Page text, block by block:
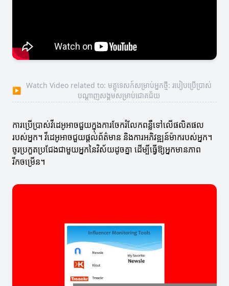
▶
Watch Video related to: មគ្គុទេសក៍សម្រាប់អ្នកថ្មី: របៀបប្រើប្រាស់
បណ្តាញសង្គមសម្រាប់ជោគជ័យ
ការប្រើប្រាស់វីដេអូអាចជួយក្នុងការចែករំលែកពន្លឺទៅលើផលិតផល
របស់អ្នក។ វីដេអូអាចជួយផ្តល់ព័ត៌មាន និងការអភិវឌ្ឍន៍ម៉ាករបស់អ្នក។
ចូរប្រកួតប្រជែងជាមួយអ្នកនៃវិស័យដូចគ្នា ដើម្បីធ្វើឱ្យអ្នកមានភាព
រីកចម្រើន។